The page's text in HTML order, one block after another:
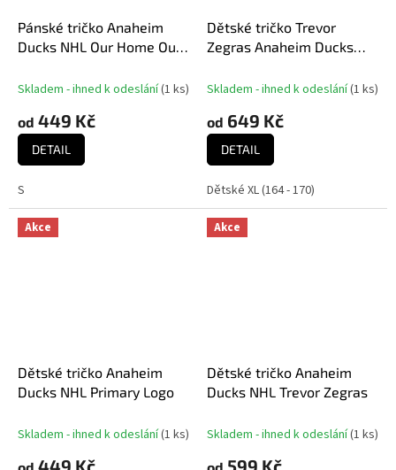
Pánské tričko Anaheim
Ducks NHL Our Home Our
Skladem - ihned k odeslání(1 ks)
od 449 Kč
DETAIL
S
Dětské tričko Trevor
Zegras Anaheim Ducks
Ctn Tee
Skladem - ihned k odeslání(1 ks)
od 649 Kč
DETAIL
Dětské XL (164 - 170)
Akce
Dětské tričko Anaheim
Ducks NHL Primary Logo
Skladem - ihned k odeslání(1 ks)
Akce
Dětské tričko Anaheim
Ducks NHL Trevor Zegras
Skladem - ihned k odeslání(1 ks)